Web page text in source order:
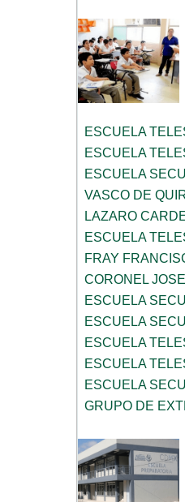
ESCUELA
ESCUELA
ESCUELA
VASCO DE
LAZARO
ESCUELA
FRAY
CORONEL
ESCUELA
ESCUELA
ESCUELA
ESCUELA
ESCUELA
GRUPO DE